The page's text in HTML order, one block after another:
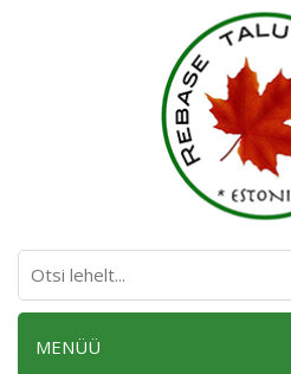
MENÜÜ